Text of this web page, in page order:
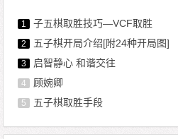
1 子五棋取胜技巧—VCF取胜
2 五子棋开局介绍[附24种开局图]
3 启智静心 和谐交往
4 顾婉卿
5 五子棋取胜手段